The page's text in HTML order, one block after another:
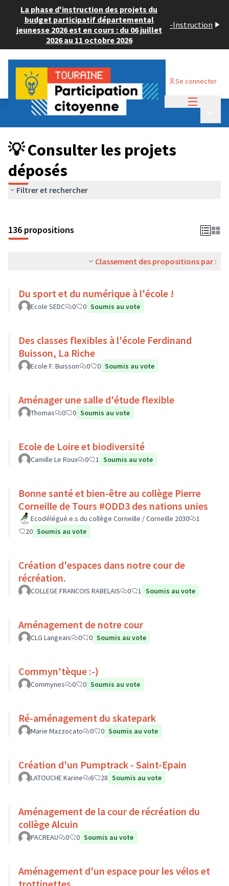
La phase d'instruction des projets du
budget participatif départemental
jeunesse 2026 est en cours : du 06 juillet
2026 au 11 octobre 2026
-Instruction
Se connecter
Budget Participatif JEUNESSE 2024
💡 Consulter les projets déposés
💡 Consulter les projets
déposés
Filtrer et rechercher
136 propositions
Classement des propositions par :
Du sport et du numérique à l'école !
Ecole SEDC 0 0 Soumis au vote
Des classes flexibles à l'école Ferdinand
Buisson, La Riche
Ecole F. Buisson 0 0 Soumis au vote
Aménager une salle d'étude flexible
Thomas 0 0 Soumis au vote
Ecole de Loire et biodiversité
Camille Le Roux 0 1 Soumis au vote
Bonne santé et bien-être au collège Pierre
Corneille de Tours #ODD3 des nations unies
Ecodélégué.e.s du collège Corneille / Corneille 2030
1
20 Soumis au vote
Création d'espaces dans notre cour de
récréation.
COLLEGE FRANCOIS RABELAIS 0 1 Soumis au vote
Aménagement de notre cour
CLG Langeais 0 0 Soumis au vote
Commyn'tèque :-)
Commynes 0 0 Soumis au vote
Ré-aménagement du skatepark
Marie Mazzocato 0 0 Soumis au vote
Création d'un Pumptrack - Saint-Epain
LATOUCHE Karine 6 28 Soumis au vote
Aménagement de la cour de récréation du
collège Alcuin
PACREAU 0 0 Soumis au vote
Aménagement d'un espace pour les vélos et